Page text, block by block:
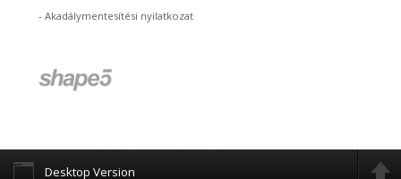
-Akadálymentesítési nyilatkozat
Desktop Version